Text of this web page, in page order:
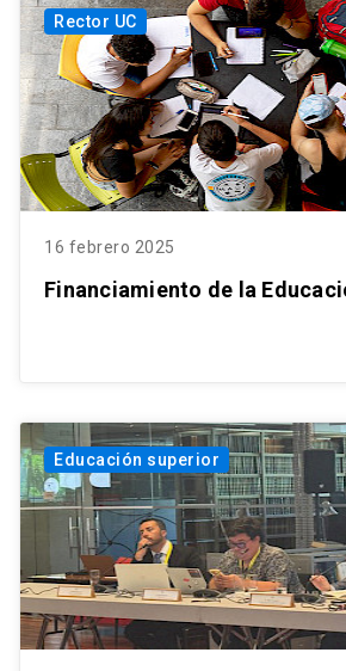
Rector UC
16 febrero 2025
Financiamiento de la
Educación superior